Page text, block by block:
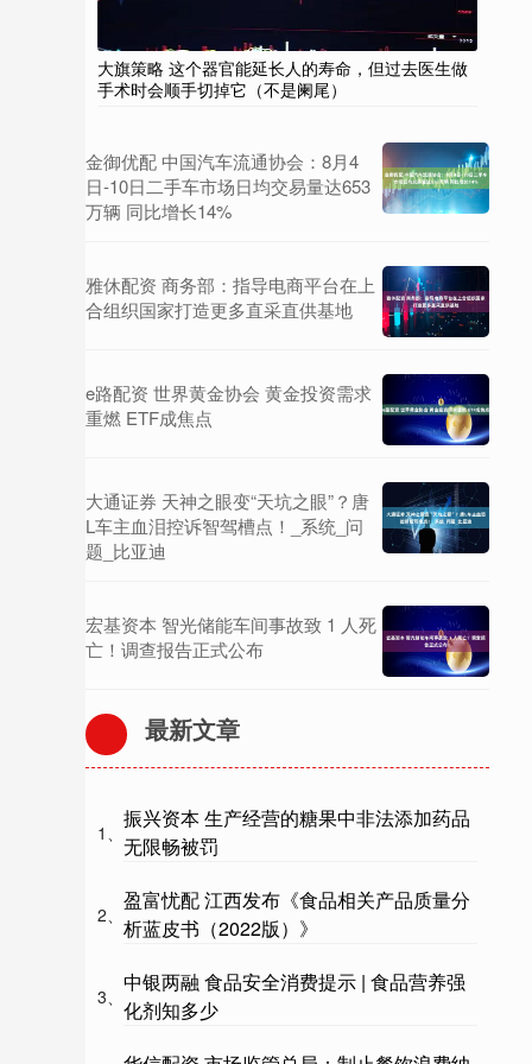
大旗策略 这个器官能延长人的寿命，但过去医生做
手术时会顺手切掉它（不是阑尾）
金御优配 中国汽车流通协会：8月4
日-10日二手车市场日均交易量达653
万辆 同比增长14%
雅休配资 商务部：指导电商平台在上
合组织国家打造更多直采直供基地
e路配资 世界黄金协会 黄金投资需求
重燃 ETF成焦点
大通证券 天神之眼变“天坑之眼”？唐
L车主血泪控诉智驾槽点！_系统_问
题_比亚迪
宏基资本 智光储能车间事故致 1 人死
亡！调查报告正式公布
最新文章
1、
振兴资本 生产经营的糖果中非法添加药品
无限畅被罚
2、
盈富忧配 江西发布《食品相关产品质量分
析蓝皮书（2022版）》
3、
中银两融 食品安全消费提示 | 食品营养强
化剂知多少